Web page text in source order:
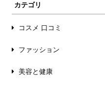
カテゴリ
コスメ 口コミ
ファッション
美容と健康